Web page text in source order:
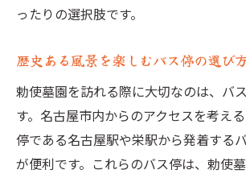
ったりの選択肢です。
歴史ある風景を楽しむバス停の選び
勅使墓園を訪れる際に大切なのは、バ
す。名古屋市内からのアクセスを考え
停である名古屋駅や栄駅から発着する
が便利です。これらのバス停は、勅使